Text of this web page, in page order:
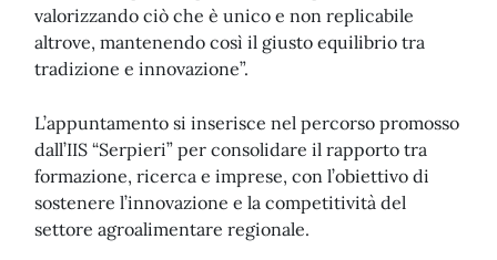
valorizzando ciò che è unico e non replicabile
altrove, mantenendo così il giusto equilibrio tra
tradizione e innovazione”.
L’appuntamento si inserisce nel percorso promosso
dall’IIS “Serpieri” per consolidare il rapporto tra
formazione, ricerca e imprese, con l’obiettivo di
sostenere l’innovazione e la competitività del
settore agroalimentare regionale.